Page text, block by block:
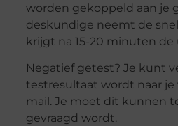
worden gekoppeld aan je
deskundige neemt de
krijgt na 15-20 minuten de
Negatief getest? Je kunt
testresultaat wordt naar
mail. Je moet dit kunnen
gevraagd wordt.